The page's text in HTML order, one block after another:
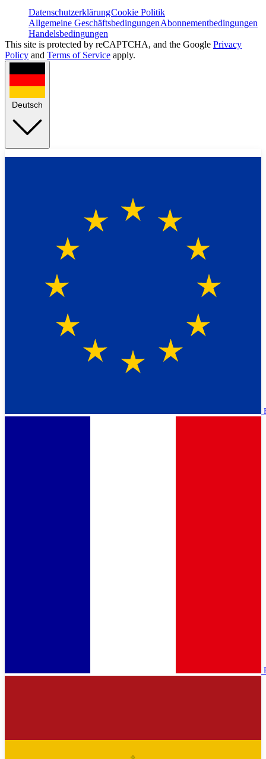
DatenschutzerklärungCookie Politik
Allgemeine GeschäftsbedingungenAbonnementbedingungen
Handelsbedingungen
This site is protected by reCAPTCHA, and the Google Privacy
Policy and Terms of Service apply.
Deutsch